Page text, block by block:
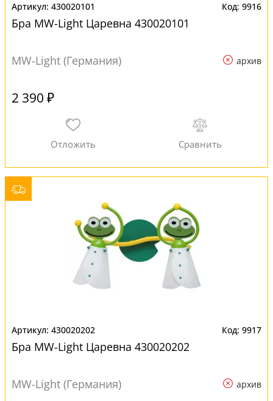
430020101 9916
Бра MW-Light Царевна 430020101
MW-Light (Германия) архив
2 390 ₽
430020202 9917
Бра MW-Light Царевна 430020202
MW-Light (Германия) архив